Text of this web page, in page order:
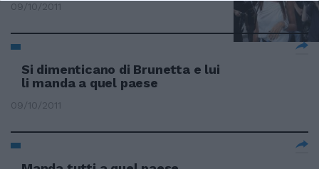
09/10/2011
Si dimenticano di Brunetta e lui
li manda a quel paese
09/10/2011